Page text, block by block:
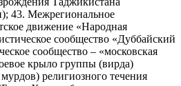
43. Межрегиональное
движение «Народная
сообщество «Дуббайский
сообщество – «московская
крыло группы (вирда)
религиозного течения